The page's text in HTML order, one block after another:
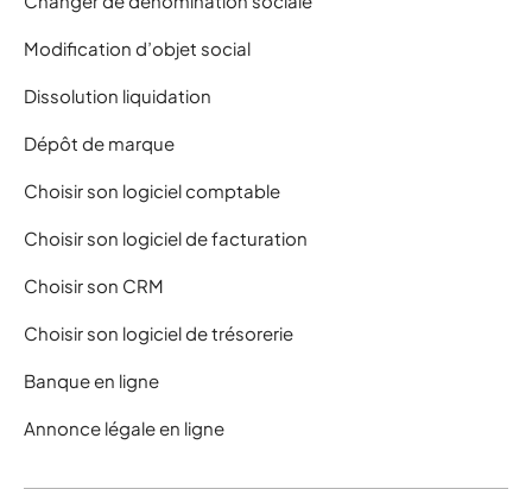
Modification d’objet social
Dissolution liquidation
Dépôt de marque
Choisir son logiciel comptable
Choisir son logiciel de facturation
Choisir son CRM
Choisir son logiciel de trésorerie
Banque en ligne
Annonce légale en ligne